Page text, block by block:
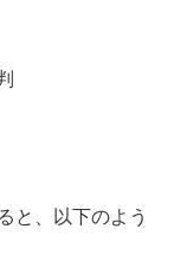
と、以下のよう